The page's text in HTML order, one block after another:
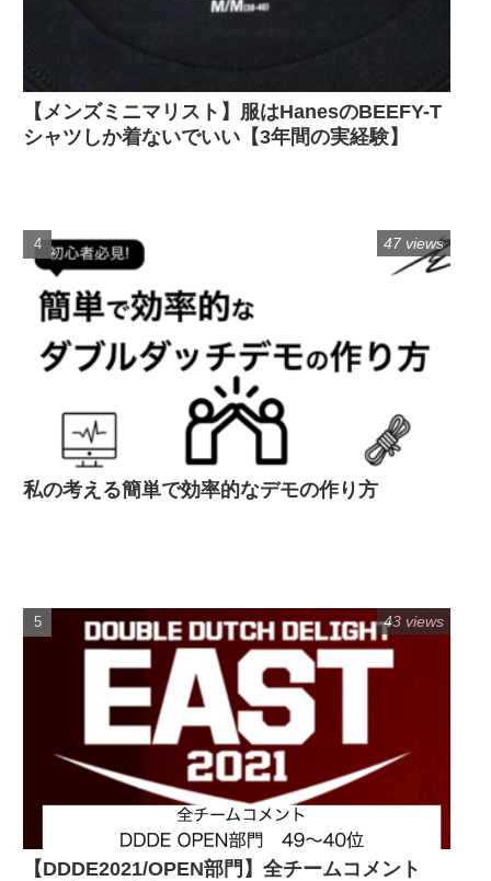
【メンズミニマリスト】服はHanesのBEEFY-T
シャツしか着ないでいい【3年間の実経験】
私の考える簡単で効率的なデモの作り方
47 views
【DDDE2021/OPEN部門】全チームコメント
43 views